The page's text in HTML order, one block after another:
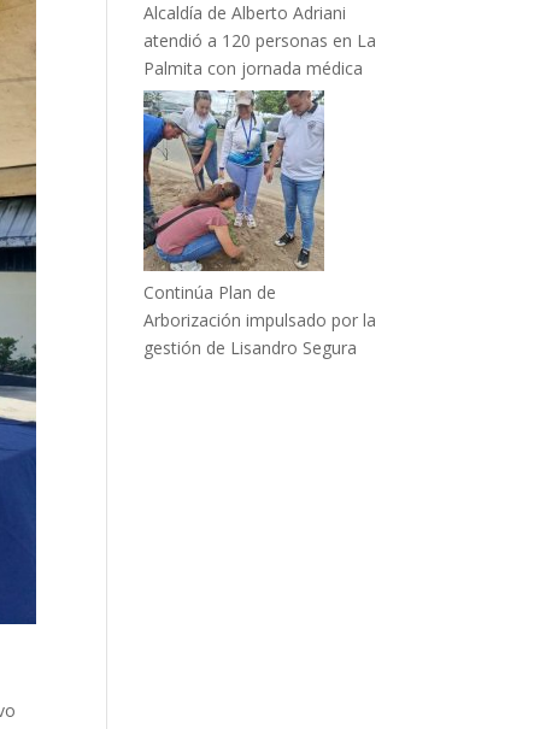
Alcaldía de Alberto Adriani
atendió a 120 personas en La
Palmita con jornada médica
Continúa Plan de
Arborización impulsado por la
gestión de Lisandro Segura